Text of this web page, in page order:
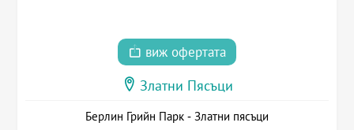
виж офертата
Златни Пясъци
Берлин Грийн Парк - Златни пясъци